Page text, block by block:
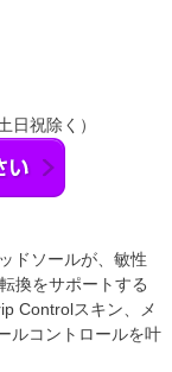
日祝除く）
ドソールが、敏性
換をサポートする
Controlスキン、メ
ルコントロールを叶